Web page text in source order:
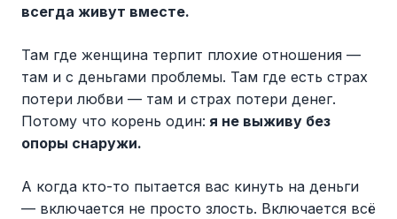
всегда живут вместе.
Там где женщина терпит плохие отношения —
там и с деньгами проблемы. Там где есть страх
потери любви — там и страх потери денег.
Потому что корень один: я не выживу без
опоры снаружи.
А когда кто-то пытается вас кинуть на деньги
— включается не просто злость. Включается всё